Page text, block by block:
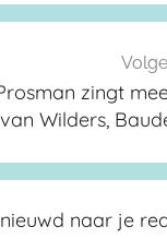
zingt
van Wilders,
naar je